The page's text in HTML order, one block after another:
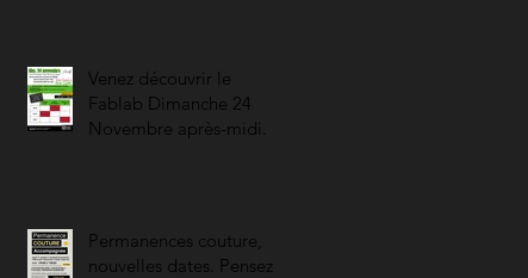
Venez découvrir le
Fablab Dimanche 24
Novembre après-midi.
Permanences couture,
nouvelles dates. Pensez à